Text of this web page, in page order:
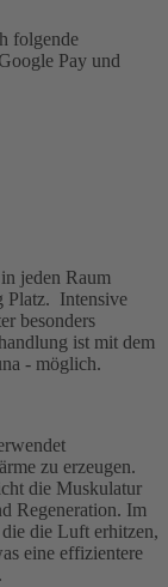
folgende
Pay und
jeden Raum
Platz. Intensive
besonders
ist mit dem
- möglich.
zu erzeugen.
die Muskulatur
Regeneration. Im
die Luft erhitzen,
eine effizientere